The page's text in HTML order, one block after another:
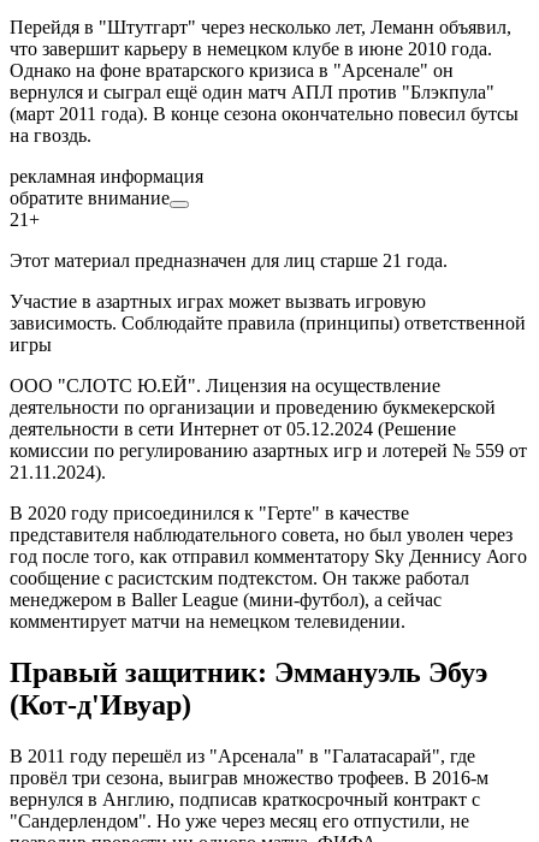
Перейдя в "Штутгарт" через несколько лет, Леманн объявил,
что завершит карьеру в немецком клубе в июне 2010 года.
Однако на фоне вратарского кризиса в "Арсенале" он
вернулся и сыграл ещё один матч АПЛ против "Блэкпула"
(март 2011 года). В конце сезона окончательно повесил бутсы
на гвоздь.
рекламная информация
обратите внимание
21+
Этот материал предназначен для лиц старше 21 года.
Участие в азартных играх может вызвать игровую
зависимость. Соблюдайте правила (принципы) ответственной
игры
ООО "СЛОТС Ю.ЕЙ". Лицензия на осуществление
деятельности по организации и проведению букмекерской
деятельности в сети Интернет от 05.12.2024 (Решение
комиссии по регулированию азартных игр и лотерей № 559 от
21.11.2024).
В 2020 году присоединился к "Герте" в качестве
представителя наблюдательного совета, но был уволен через
год после того, как отправил комментатору Sky Деннису Аого
сообщение с расистским подтекстом. Он также работал
менеджером в Baller League (мини-футбол), а сейчас
комментирует матчи на немецком телевидении.
Правый защитник: Эммануэль Эбуэ
(Кот-д'Ивуар)
В 2011 году перешёл из "Арсенала" в "Галатасарай", где
провёл три сезона, выиграв множество трофеев. В 2016-м
вернулся в Англию, подписав краткосрочный контракт с
"Сандерлендом". Но уже через месяц его отпустили, не